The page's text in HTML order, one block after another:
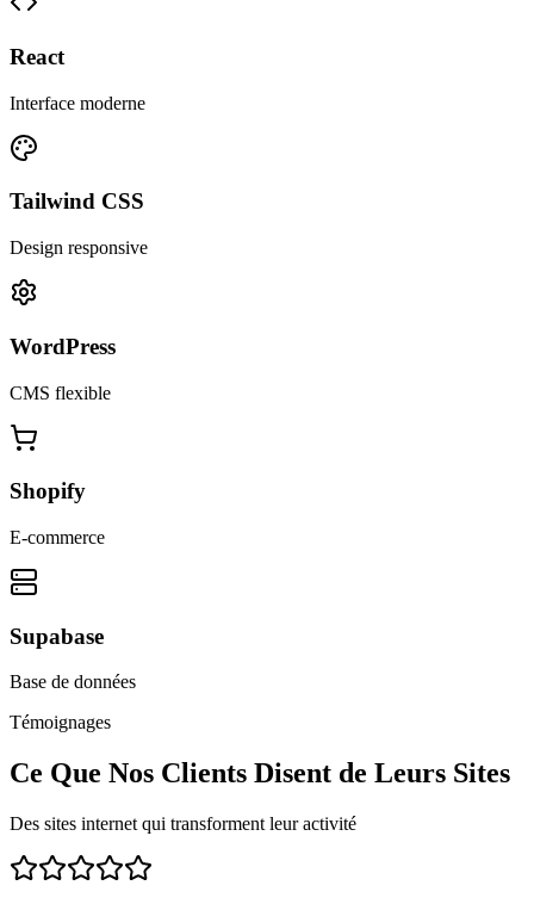
React
Interface moderne
Tailwind CSS
Design responsive
WordPress
CMS flexible
Shopify
E-commerce
Supabase
Base de données
Témoignages
Ce Que Nos Clients Disent de Leurs Sites
Des sites internet qui transforment leur activité